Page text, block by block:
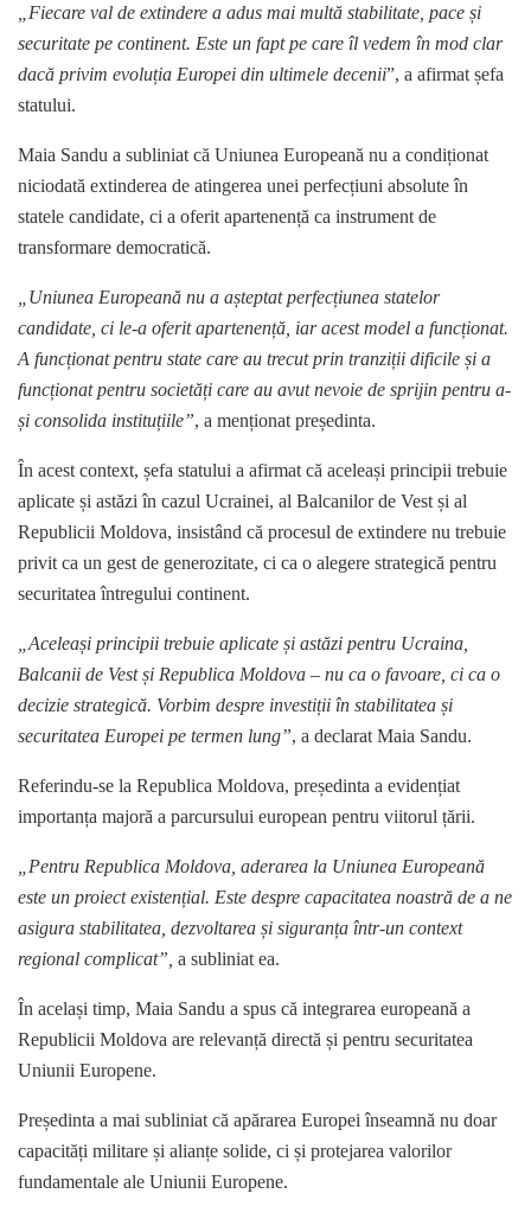
„Fiecare val de extindere a adus mai multă stabilitate, pace și
securitate pe continent. Este un fapt pe care îl vedem în mod clar
dacă privim evoluția Europei din ultimele decenii”, a afirmat șefa
statului.
Maia Sandu a subliniat că Uniunea Europeană nu a condiționat
niciodată extinderea de atingerea unei perfecțiuni absolute în
statele candidate, ci a oferit apartenență ca instrument de
transformare democratică.
„Uniunea Europeană nu a așteptat perfecțiunea statelor
candidate, ci le-a oferit apartenență, iar acest model a funcționat.
A funcționat pentru state care au trecut prin tranziții dificile și a
funcționat pentru societăți care au avut nevoie de sprijin pentru a-
și consolida instituțiile”, a menționat președinta.
În acest context, șefa statului a afirmat că aceleași principii trebuie
aplicate și astăzi în cazul Ucrainei, al Balcanilor de Vest și al
Republicii Moldova, insistând că procesul de extindere nu trebuie
privit ca un gest de generozitate, ci ca o alegere strategică pentru
securitatea întregului continent.
„Aceleași principii trebuie aplicate și astăzi pentru Ucraina,
Balcanii de Vest și Republica Moldova – nu ca o favoare, ci ca o
decizie strategică. Vorbim despre investiții în stabilitatea și
securitatea Europei pe termen lung”, a declarat Maia Sandu.
Referindu-se la Republica Moldova, președinta a evidențiat
importanța majoră a parcursului european pentru viitorul țării.
„Pentru Republica Moldova, aderarea la Uniunea Europeană
este un proiect existențial. Este despre capacitatea noastră de a ne
asigura stabilitatea, dezvoltarea și siguranța într-un context
regional complicat”, a subliniat ea.
În același timp, Maia Sandu a spus că integrarea europeană a
Republicii Moldova are relevanță directă și pentru securitatea
Uniunii Europene.
Președinta a mai subliniat că apărarea Europei înseamnă nu doar
capacități militare și alianțe solide, ci și protejarea valorilor
fundamentale ale Uniunii Europene.